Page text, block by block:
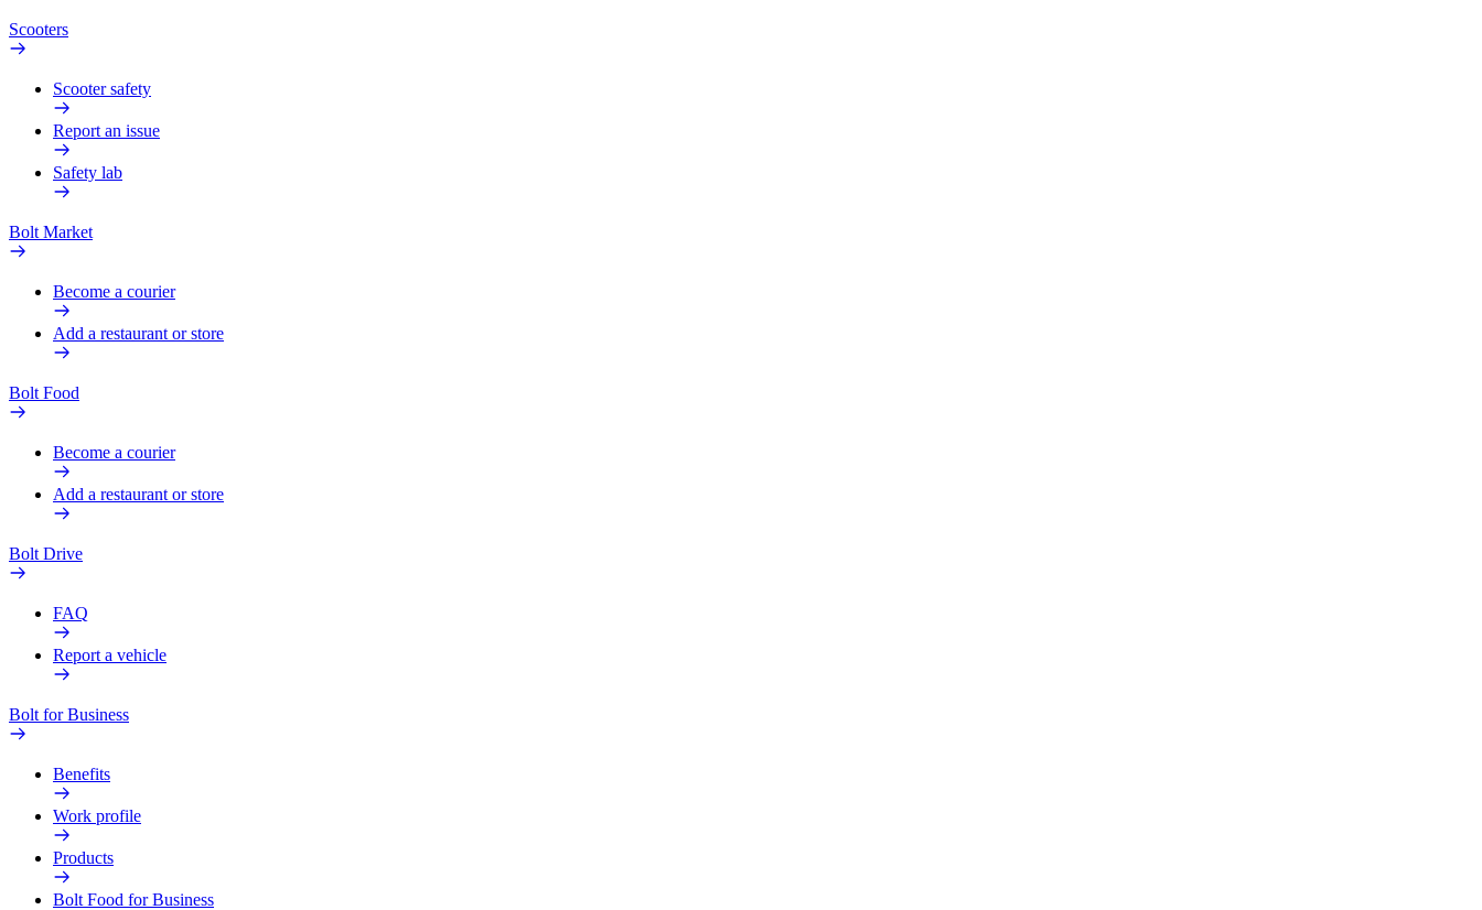
Scooters
Scooter safety
Report an issue
Safety lab
Bolt Market
Become a courier
Add a restaurant or store
Bolt Food
Become a courier
Add a restaurant or store
Bolt Drive
FAQ
Report a vehicle
Bolt for Business
Benefits
Work profile
Products
Bolt Food for Business